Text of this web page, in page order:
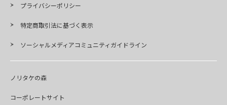
プライバシーポリシー
特定商取引法に基づく表示
ソーシャルメディアコミュニティガイドライン
ノリタケの森
コーポレートサイト